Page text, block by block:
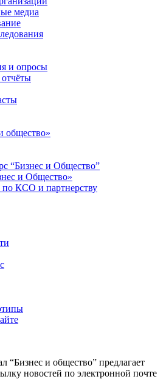
медиа
и опросы
общество»
“Бизнес и Общество”
и Общество»
КСО и партнерству
и общество” предлагает
новостей по электронной почте